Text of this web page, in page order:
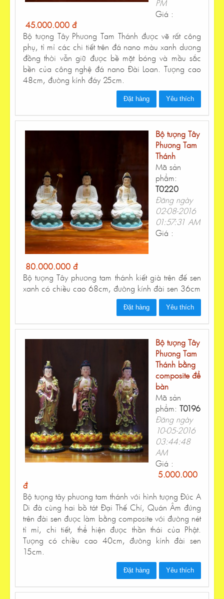
PM
Giá :
45.000.000 đ
Bộ tượng Tây Phương Tam Thánh được vẽ rất công
phụ, tỉ mỉ các chi tiết trên đá nano màu xanh dương
đồng thời vẫn giữ được bề mặt bóng và mầu sắc
bền của công nghệ đá nano Đài Loan. Tượng cao
48cm, đường kính đáy 25cm.
Đặt hàng Yêu thích
Bộ tượng Tây
Phương Tam
Thánh
Mã sản
phẩm:
T0220
Đăng ngày
02-08-2016
01:57:31 AM
Giá :
80.000.000 đ
Bộ tượng Tây phương tam thánh kiết già trên đế sen
xanh có chiều cao 68cm, đường kính đài sen 36cm
Đặt hàng Yêu thích
Bộ tượng Tây
Phương Tam
Thánh bằng
composite để
bàn
Mã sản
phẩm: T0196
Đăng ngày
10-05-2016
03:44:48
AM
Giá :
5.000.000
đ
Bộ tượng tây phương tam thánh với hình tượng Đức A
Di đà cùng hai bồ tát Đại Thế Chí, Quán Âm đứng
trên đài sen được làm bằng composite với đường nét
tỉ mỉ, chi tiết, thể hiện được thần thái của Phật.
Tượng có chiều cao 40cm, đường kính đài sen
15cm.
Đặt hàng Yêu thích